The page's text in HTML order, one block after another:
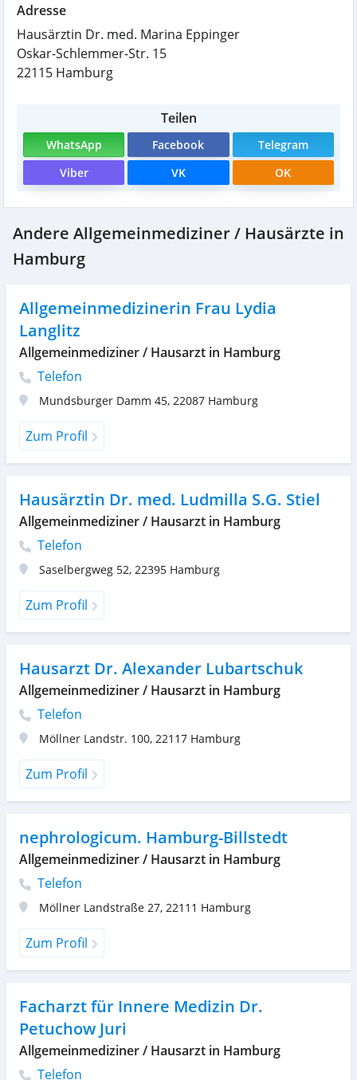
Adresse
Hausärztin Dr. med. Marina Eppinger
Oskar-Schlemmer-Str. 15
22115 Hamburg
Teilen
WhatsApp Facebook
Telegram
Viber
VK OK
Andere Allgemeinmediziner / Hausärzte in
Hamburg
Allgemeinmedizinerin Frau Lydia
Langlitz
Allgemeinmediziner / Hausarzt in Hamburg
Telefon
Mundsburger Damm 45, 22087 Hamburg
Zum Profil
Hausärztin Dr. med. Ludmilla S.G. Stiel
Allgemeinmediziner / Hausarzt in Hamburg
Telefon
Saselbergweg 52, 22395 Hamburg
Zum Profil
Hausarzt Dr. Alexander Lubartschuk
Allgemeinmediziner / Hausarzt in Hamburg
Telefon
Möllner Landstr. 100, 22117 Hamburg
Zum Profil
nephrologicum. Hamburg-Billstedt
Allgemeinmediziner / Hausarzt in Hamburg
Telefon
Möllner Landstraße 27, 22111 Hamburg
Zum Profil
Facharzt für Innere Medizin Dr.
Petuchow Juri
Allgemeinmediziner / Hausarzt in Hamburg
Telefon